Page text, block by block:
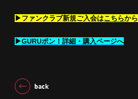
▶ファンクラブ新規ご入会はこちらから
▶GURUポン！詳細・購入ページへ
back